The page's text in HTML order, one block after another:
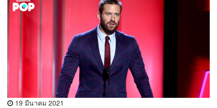
19 มีนาคม 2021